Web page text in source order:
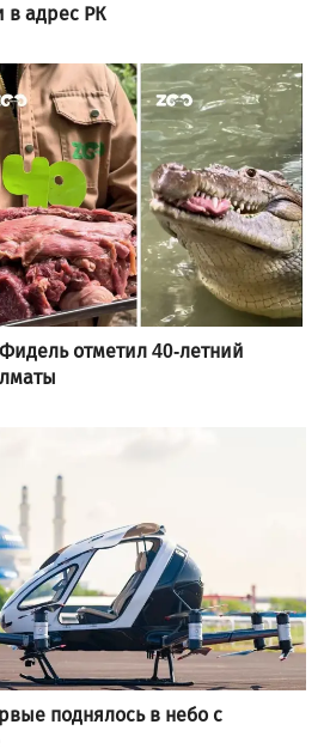
в адрес РК
отметил 40-летний
поднялось в небо с